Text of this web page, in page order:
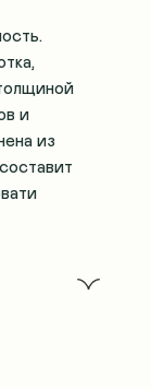
и
из